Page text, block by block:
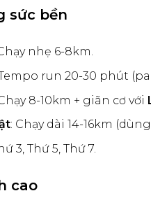
sức bền
nhẹ 6-8km.
run 20-30 phút
8-10km + giãn cơ với
: Chạy dài 14-16km
3, Thứ 5, Thứ 7.
cao